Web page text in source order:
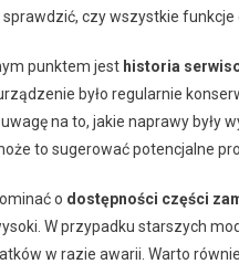
sprawdzić, czy wszystkie funkcje
punktem jest historia
było regularnie
na to, jakie naprawy były
to sugerować potencjalne
o dostępności części
W przypadku starszych
w razie awarii. Warto